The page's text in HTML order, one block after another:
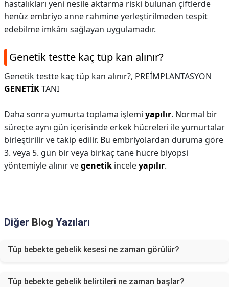
hastalıkları yeni nesile aktarma riski bulunan çiftlerde
henüz embriyo anne rahmine yerleştirilmeden tespit
edebilme imkânı sağlayan uygulamadır.
Genetik testte kaç tüp kan alınır?
Genetik testte kaç tüp kan alınır?, PREİMPLANTASYON
GENETİKTANI
Daha sonra yumurta toplama işlemi yapılır. Normal bir
süreçte aynı gün içerisinde erkek hücreleri ile yumurtalar
birleştirilir ve takip edilir. Bu embriyolardan duruma göre
3. veya 5. gün bir veya birkaç tane hücre biyopsi
yöntemiyle alınır vegenetik inceleyapılır.
Diğer Blog Yazıları
Tüp bebekte gebelik kesesi ne zaman görülür?
Tüp bebekte gebelik belirtileri ne zaman başlar?